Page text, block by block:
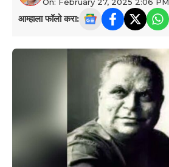
आम्हाला फॉलो करा: